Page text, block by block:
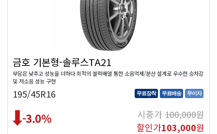
금호 기본형-솔루스TA21
부담은 낮추고 성능을 더하다 최적의 블럭배열 통한 소음억제/분산 설계로 우수한 승차감
및 저소음 성능 구현
195/45R16 무료장착 무료배송 무이자
-3.0% 시중가100,000원
할인가103,000원